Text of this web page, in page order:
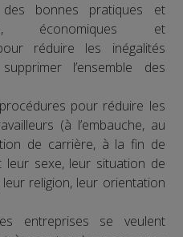
bonnes pratiques et
économiques et
réduire les inégalités
l’ensemble des
pour réduire les
(à l’embauche, au
de carrière, à la fin de
sexe, leur situation de
religion, leur orientation
entreprises se veulent